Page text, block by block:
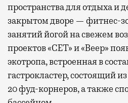
пространства для отдыха и
закрытом дворе — фитнес-
занятий йогой на свежем
проектов «СЕТ» и «Веер»
экотропа, встроенная в
гастрокластер, состоящий
20 фуд-корнеров, а также